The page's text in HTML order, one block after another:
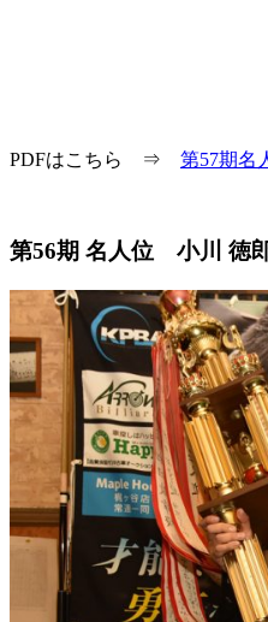
PDFはこちら ⇒ 第57期名
第56期 名人位 小川 徳